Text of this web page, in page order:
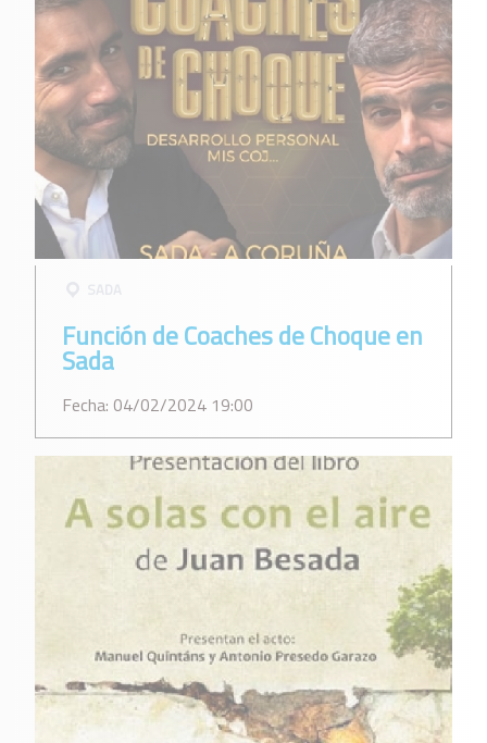
Función de Coaches de Choque en
Sada
Fecha: 04/02/2024 19:00